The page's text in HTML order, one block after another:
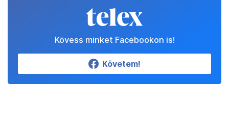
Kövess minket Facebookon is!
Követem!